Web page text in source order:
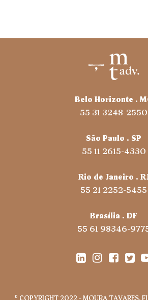
Belo Horizonte .
55 31 3248-2550
São Paulo . SP
55 11 2615-4330
Rio de Janeiro .
55 21 2252-5455
Brasília . DF
55 61 98346-
® COPYRIGHT 2022 – MOURA TAVARES,